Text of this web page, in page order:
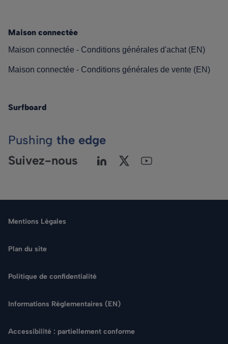
Rechercher
Maison connectée
Maison connectée - Conditions générales d'achat (EN)
Maison connectée - Conditions générales de vente (EN)
Surfboard
Pushing the edge
Suivez-nous
Mentions Légales
Plan du site
Politique de confidentialité
Informations Réglementaires (EN)
Accessibilité : partiellement conforme